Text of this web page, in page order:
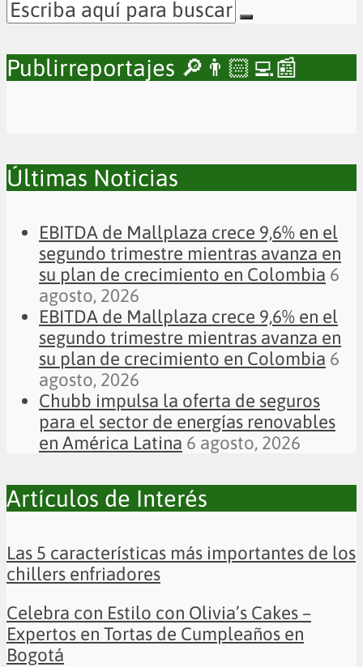
Publirreportajes 🔎👨🏻‍💻📰
Últimas Noticias
EBITDA de Mallplaza crece 9,6% en el
segundo trimestre mientras avanza en
su plan de crecimiento en Colombia 6
agosto, 2026
EBITDA de Mallplaza crece 9,6% en el
segundo trimestre mientras avanza en
su plan de crecimiento en Colombia 6
agosto, 2026
Chubb impulsa la oferta de seguros
para el sector de energías renovables
en América Latina 6 agosto, 2026
Artículos de Interés
Las 5 características más importantes de los
chillers enfriadores
Celebra con Estilo con Olivia’s Cakes –
Expertos en Tortas de Cumpleaños en
Bogotá